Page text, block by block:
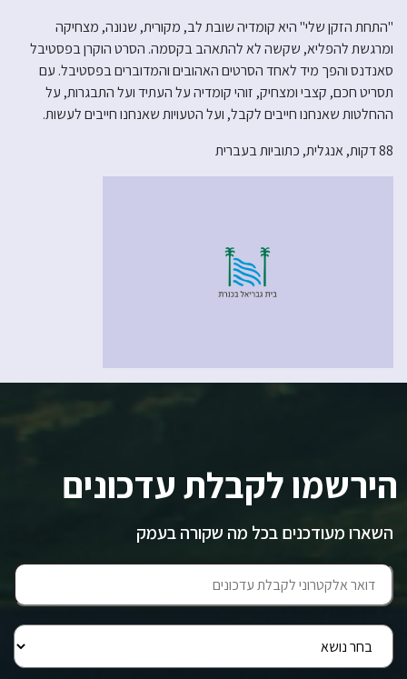
"התחת הזקן שלי" היא קומדיה שובת לב, מקורית, שנונה, מצחיקה
ומרגשת להפליא, שקשה לא להתאהב בקסמה. הסרט הוקרן בפסטיבל
סאנדנס והפך מיד לאחד הסרטים האהובים והמדוברים בפסטיבל. עם
תסריט חכם, קצבי ומצחיק, זוהי קומדיה על העתיד ועל התבגרות, על
ההחלטות שאנחנו חייבים לקבל, ועל הטעויות שאנחנו חייבים לעשות.
88 דקות, אנגלית, כתוביות בעברית
הירשמו לקבלת עדכונים
השארו מעודכנים בכל מה שקורה בעמק